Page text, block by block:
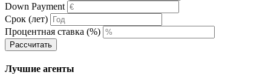
Down Payment
Срок (лет)
Процентная ставка (%)
Рассчитать
Лучшие агенты